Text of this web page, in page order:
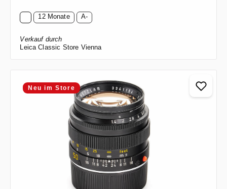
12 Monate A-
Verkauf durch
Leica Classic Store Vienna
Neu im Store